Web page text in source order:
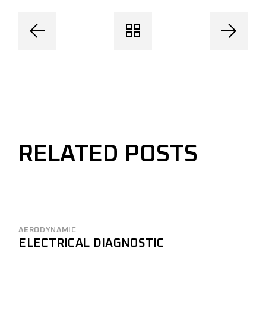
RELATED POSTS
AERODYNAMIC
ELECTRICAL DIAGNOSTIC